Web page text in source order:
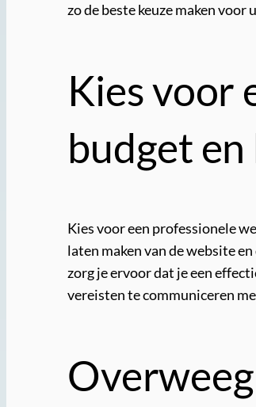
zo de beste keuze maken voor
Kies voor
budget
Kies voor een professionele
laten maken van de website
zorg je ervoor dat je een
vereisten te communiceren